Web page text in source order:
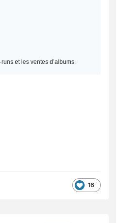
et les ventes d’albums.
16